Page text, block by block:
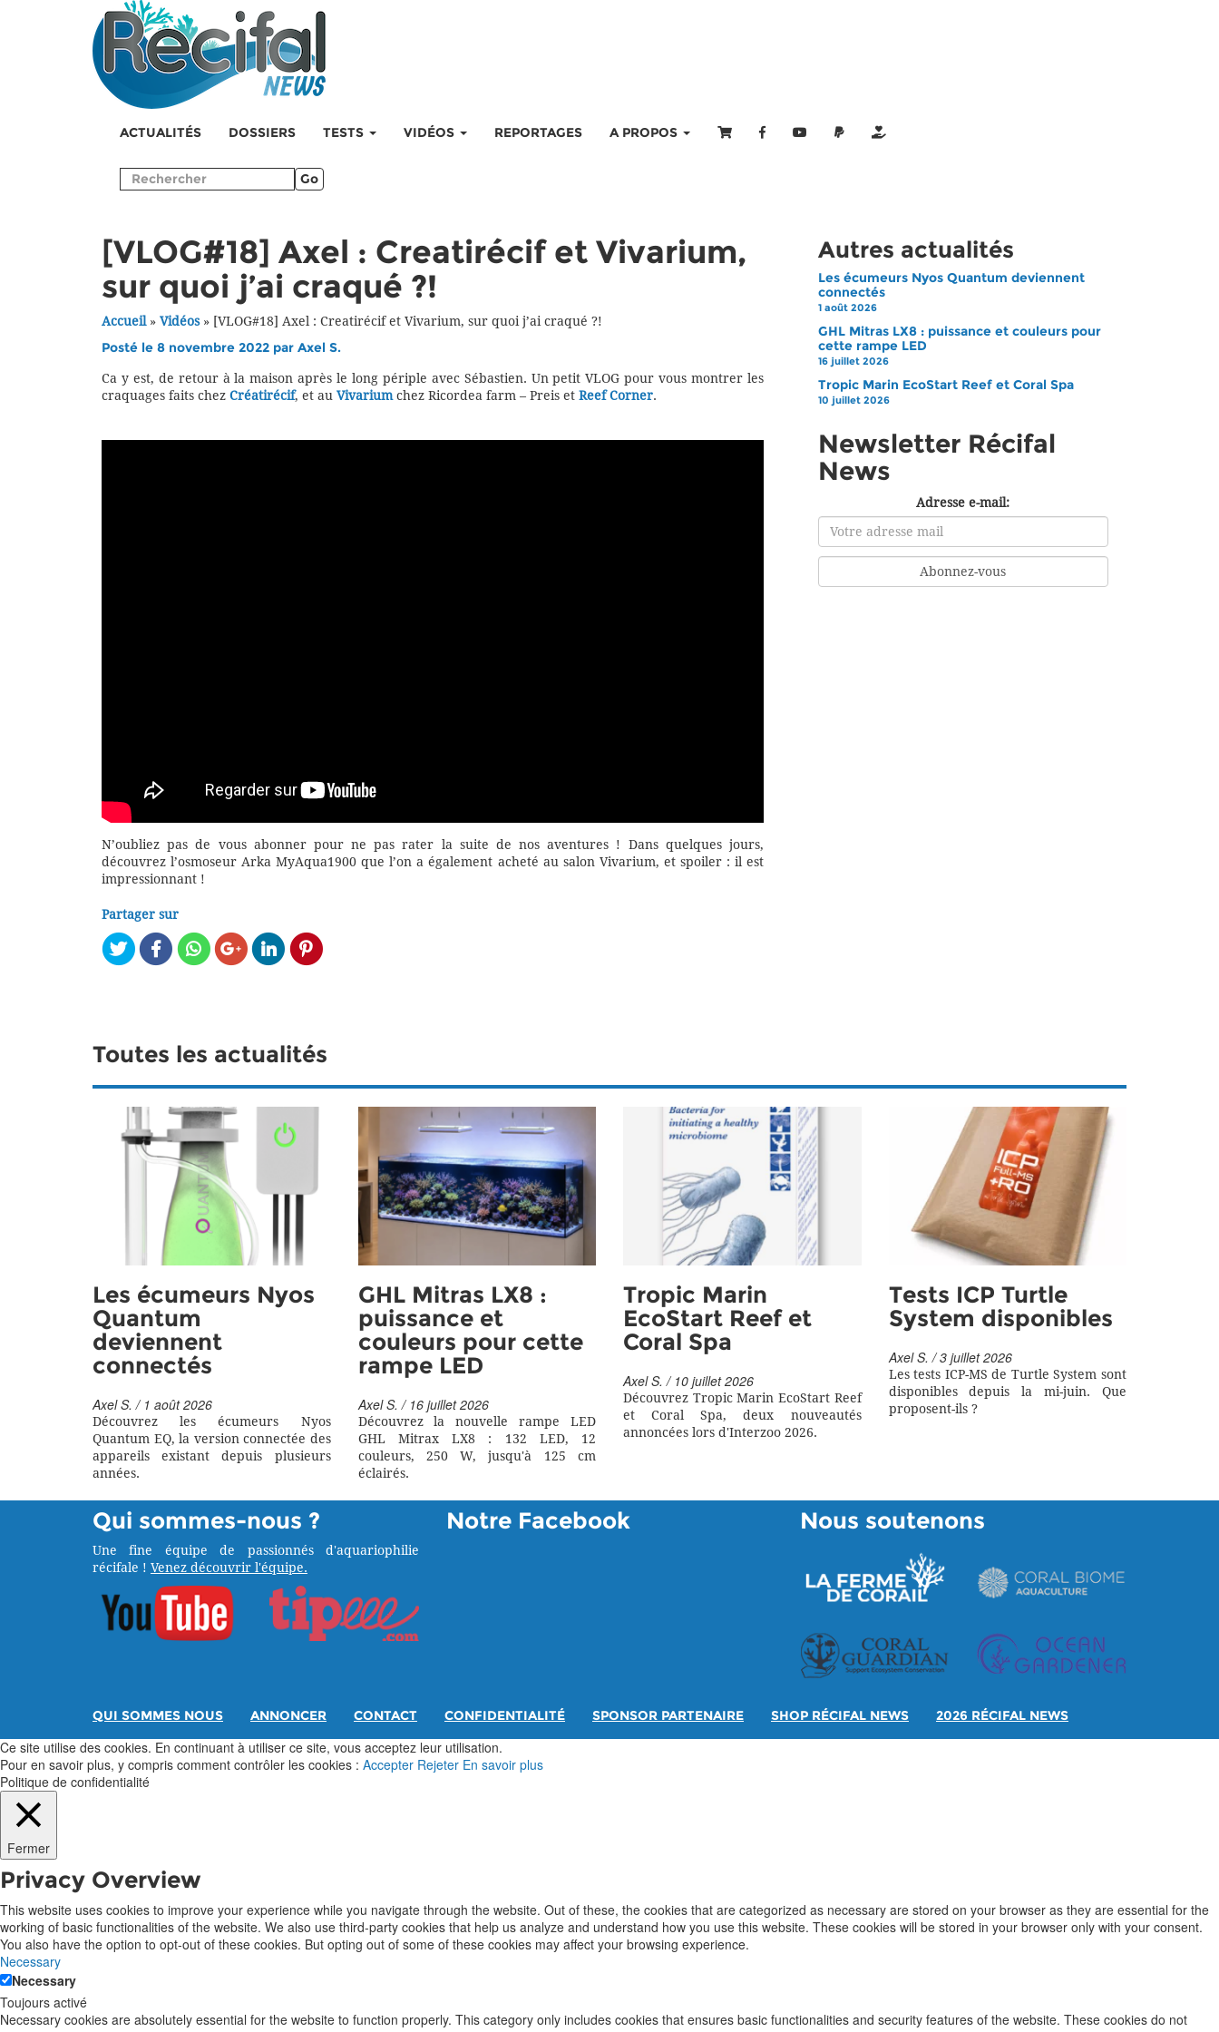
ACTUALITÉS DOSSIERS TESTS VIDÉOS REPORTAGES A PROPOS
Go
[VLOG#18] Axel : Creatirécif et Vivarium,
sur quoi j’ai craqué ?!
Accueil» Vidéos» [VLOG#18] Axel : Creatirécif et Vivarium, sur quoi j’ai craqué ?!
Posté le 8 novembre 2022 par Axel S.
Ca y est, de retour à la maison après le long périple avec Sébastien. Un petit VLOG pour vous montrer les
craquages faits chez Créatirécif, et au Vivariumchez Ricordea farm – Preis et Reef Corner.
N’oubliez pas de vous abonner pour ne pas rater la suite de nos aventures ! Dans quelques jours,
découvrez l’osmoseur Arka MyAqua1900 que l’on a également acheté au salon Vivarium, et spoiler : il est
impressionnant !
Partager sur
Autres actualités
Les écumeurs Nyos Quantum deviennent
connectés
1 août 2026
GHL Mitras LX8 : puissance et couleurs pour
cette rampe LED
16 juillet 2026
Tropic Marin EcoStart Reef et Coral Spa
10 juillet 2026
Newsletter Récifal
News
Adresse e-mail:
Toutes les actualités
Les écumeurs Nyos
Quantum
deviennent
connectés
Axel S. / 1 août 2026
Découvrez les écumeurs Nyos
Quantum EQ, la version connectée des
appareils existant depuis plusieurs
années.
GHL Mitras LX8 :
puissance et
couleurs pour cette
rampe LED
Axel S. / 16 juillet 2026
Découvrez la nouvelle rampe LED
GHL Mitrax LX8 : 132 LED, 12
couleurs, 250 W, jusqu'à 125 cm
éclairés.
Tropic Marin
EcoStart Reef et
Coral Spa
Axel S. / 10 juillet 2026
Découvrez Tropic Marin EcoStart Reef
et Coral Spa, deux nouveautés
annoncées lors d'Interzoo 2026.
Tests ICP Turtle
System disponibles
Axel S. / 3 juillet 2026
Les tests ICP-MS de Turtle System sont
disponibles depuis la mi-juin. Que
proposent-ils ?
Qui sommes-nous ?
Une fine équipe de passionnés d'aquariophilie
récifale ! Venez découvrir l'équipe.
Notre Facebook Nous soutenons
QUI SOMMES NOUS ANNONCER CONTACT CONFIDENTIALITÉ SPONSOR PARTENAIRE SHOP RÉCIFAL NEWS 2026 RÉCIFAL NEWS
Ce site utilise des cookies. En continuant à utiliser ce site, vous acceptez leur utilisation.
Pour en savoir plus, y compris comment contrôler les cookies : Accepter Rejeter En savoir plus
Politique de confidentialité
Fermer
Privacy Overview
This website uses cookies to improve your experience while you navigate through the website. Out of these, the cookies that are categorized as necessary are stored on your browser as they are essential for the
working of basic functionalities of the website. We also use third-party cookies that help us analyze and understand how you use this website. These cookies will be stored in your browser only with your consent.
You also have the option to opt-out of these cookies. But opting out of some of these cookies may affect your browsing experience.
Necessary
Necessary
Toujours activé
Necessary cookies are absolutely essential for the website to function properly. This category only includes cookies that ensures basic functionalities and security features of the website. These cookies do not